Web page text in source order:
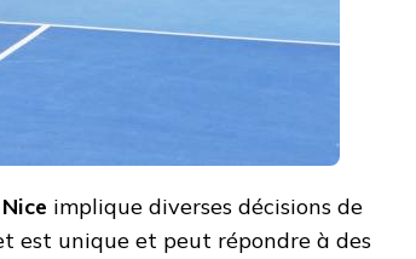
implique diverses décisions de
est unique et peut répondre à des